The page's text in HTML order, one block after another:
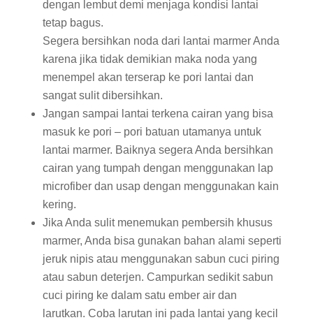
dengan lembut demi menjaga kondisi lantai
tetap bagus.
Segera bersihkan noda dari lantai marmer Anda
karena jika tidak demikian maka noda yang
menempel akan terserap ke pori lantai dan
sangat sulit dibersihkan.
Jangan sampai lantai terkena cairan yang bisa
masuk ke pori – pori batuan utamanya untuk
lantai marmer. Baiknya segera Anda bersihkan
cairan yang tumpah dengan menggunakan lap
microfiber dan usap dengan menggunakan kain
kering.
Jika Anda sulit menemukan pembersih khusus
marmer, Anda bisa gunakan bahan alami seperti
jeruk nipis atau menggunakan sabun cuci piring
atau sabun deterjen. Campurkan sedikit sabun
cuci piring ke dalam satu ember air dan
larutkan. Coba larutan ini pada lantai yang kecil